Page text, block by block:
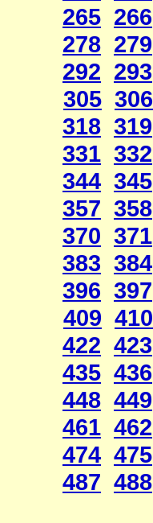
265 266
278 279
292 293
305 306
318 319
331 332
344 345
357 358
370 371
383 384
396 397
409 410
422 423
435 436
448 449
461 462
474 475
487 488